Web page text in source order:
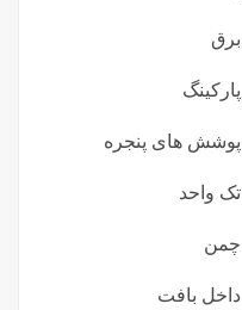
برق
پارکینگ
پوشش های پنجره
تک واحد
چمن
داخل بافت